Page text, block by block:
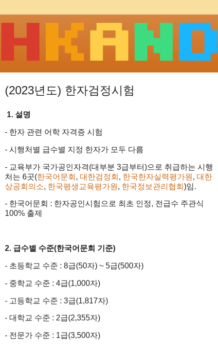
(2023년도) 한자검정시험
1. 설명
- 한자 관련 어학 자격증 시험
- 시행처별 급수별 지정 한자가 모두 다름
- 교육부가 국가공인자격(대부분 3급부터)으로 취급하는 시행
처는 6곳(한국어문회 , 대한검정회 , 한국한자실력평가원 , 대한
상공회의소, 한국평생교육평가원 , 한국정보관리협회 )임.
- 한국어문회 : 한자공인시험으로 최초 인정, 전급수 주관식
100% 출제
2. 급수별 수준(한국어문회 기준)
- 초등학교 수준 : 8급(50자) ~ 5급(500자)
- 중학교 수준 : 4급(1,000자)
- 고등학교 수준 : 3급(1,817자)
- 대학교 수준 : 2급(2,355자)
- 전문가 수준 : 1급(3,500자)